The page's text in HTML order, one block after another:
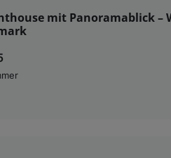
mit Panoramablick –